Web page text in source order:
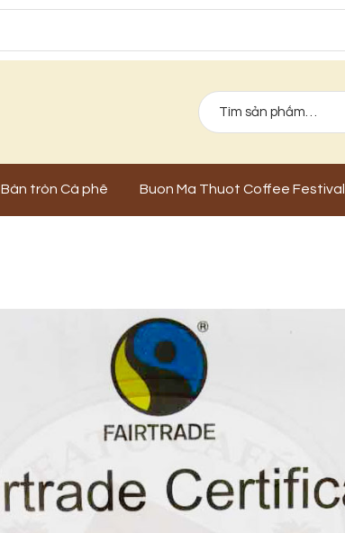
Bàn tròn Cà phê Buon Ma Thuot Coffee Festival